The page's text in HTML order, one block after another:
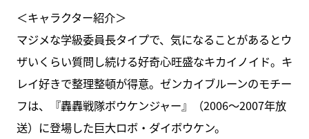
＜キャラクター紹介＞
マジメな学級委員長タイプで、気になることがあるとウ
ザいくらい質問し続ける好奇心旺盛なキカイノイド。キ
レイ好きで整理整頓が得意。ゼンカイブルーンのモチー
フは、『轟轟戦隊ボウケンジャー』（2006～2007年放
送）に登場した巨大ロボ・ダイボウケン。